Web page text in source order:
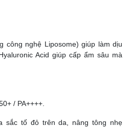
công nghệ Liposome) giúp làm dịu
Acid giúp cấp ẩm sâu mà
/ PA++++.
sắc tố đỏ trên da, nâng tông nhẹ